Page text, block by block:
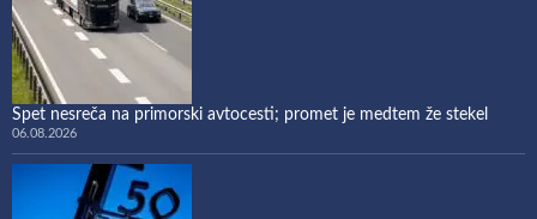
Spet nesreča na primorski avtocesti; promet je medtem že stekel
06.08.2026